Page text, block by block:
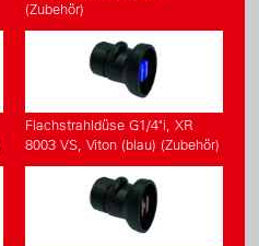
(Zubehör)
Flachstrahldüse G1/4"i, XR
8003 VS, Viton (blau) (Zubehör)